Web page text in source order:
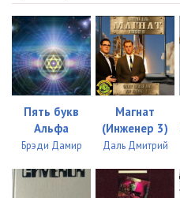
Пять букв
Альфа
Брэди Дамир
Магнат
(Инженер 3)
Даль Дмитрий